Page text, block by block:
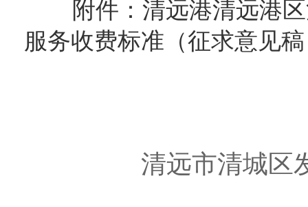
附件：清远港清远港
服务收费标准（征求意见
清远市清城区发